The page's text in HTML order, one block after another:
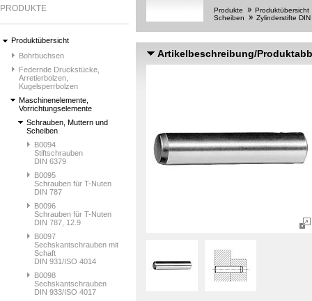
PRODUKTE
Produktübersicht
Bohrbuchsen
Federnde Druckstücke,
Arretierbolzen,
Kugelsperrbolzen
Maschinenelemente,
Vorrichtungselemente
Schrauben, Muttern und
Scheiben
B0094
Stiftschrauben
DIN 6379
B0095
Schrauben für T-Nuten
DIN 787
B0096
Schrauben für T-Nuten
DIN 787, 12.9
B0097
Sechskantschrauben mit
Schaft
DIN 931/ISO 4014
B0098
Sechskantschrauben
DIN 933/ISO 4017
Produkte
Produktübersicht
Scheiben
Zylinderstifte
Artikelbeschreibung/